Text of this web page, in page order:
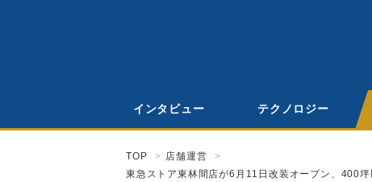
インタビュー テクノロジー
TOP
店舗運営
東急ストア東林間店が6月11日改装オープン、400